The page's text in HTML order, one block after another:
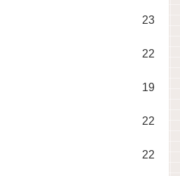
23
22
19
22
22